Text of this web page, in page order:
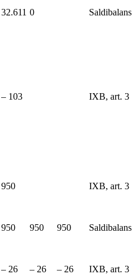
32.611 0 Saldibalans
– 103 IXB, art. 3
950 IXB, art. 3
950 950 950 Saldibalans
– 26 – 26 – 26 IXB, art. 3